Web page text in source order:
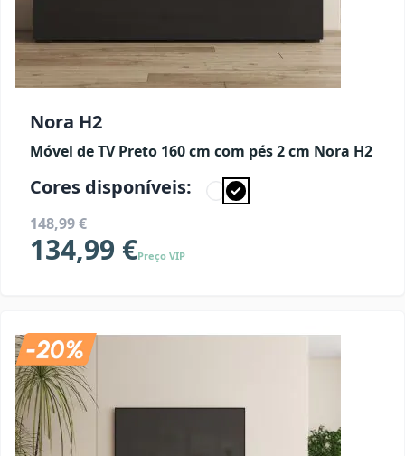
Nora H2
Móvel de TV Preto 160 cm com pés 2 cm Nora H2
Cores disponíveis:
148,99 €
134,99 €Preço VIP